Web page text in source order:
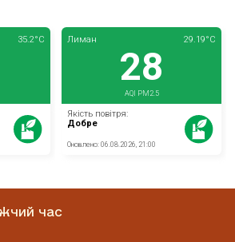
час